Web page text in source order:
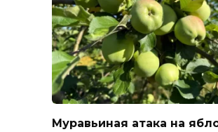
Муравьиная атака на